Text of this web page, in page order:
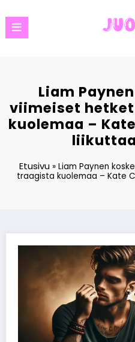
to
content
Liam
viimeiset
kuolemaa –
Etusivu »Liam Paynen
traagista kuolemaa – Kate